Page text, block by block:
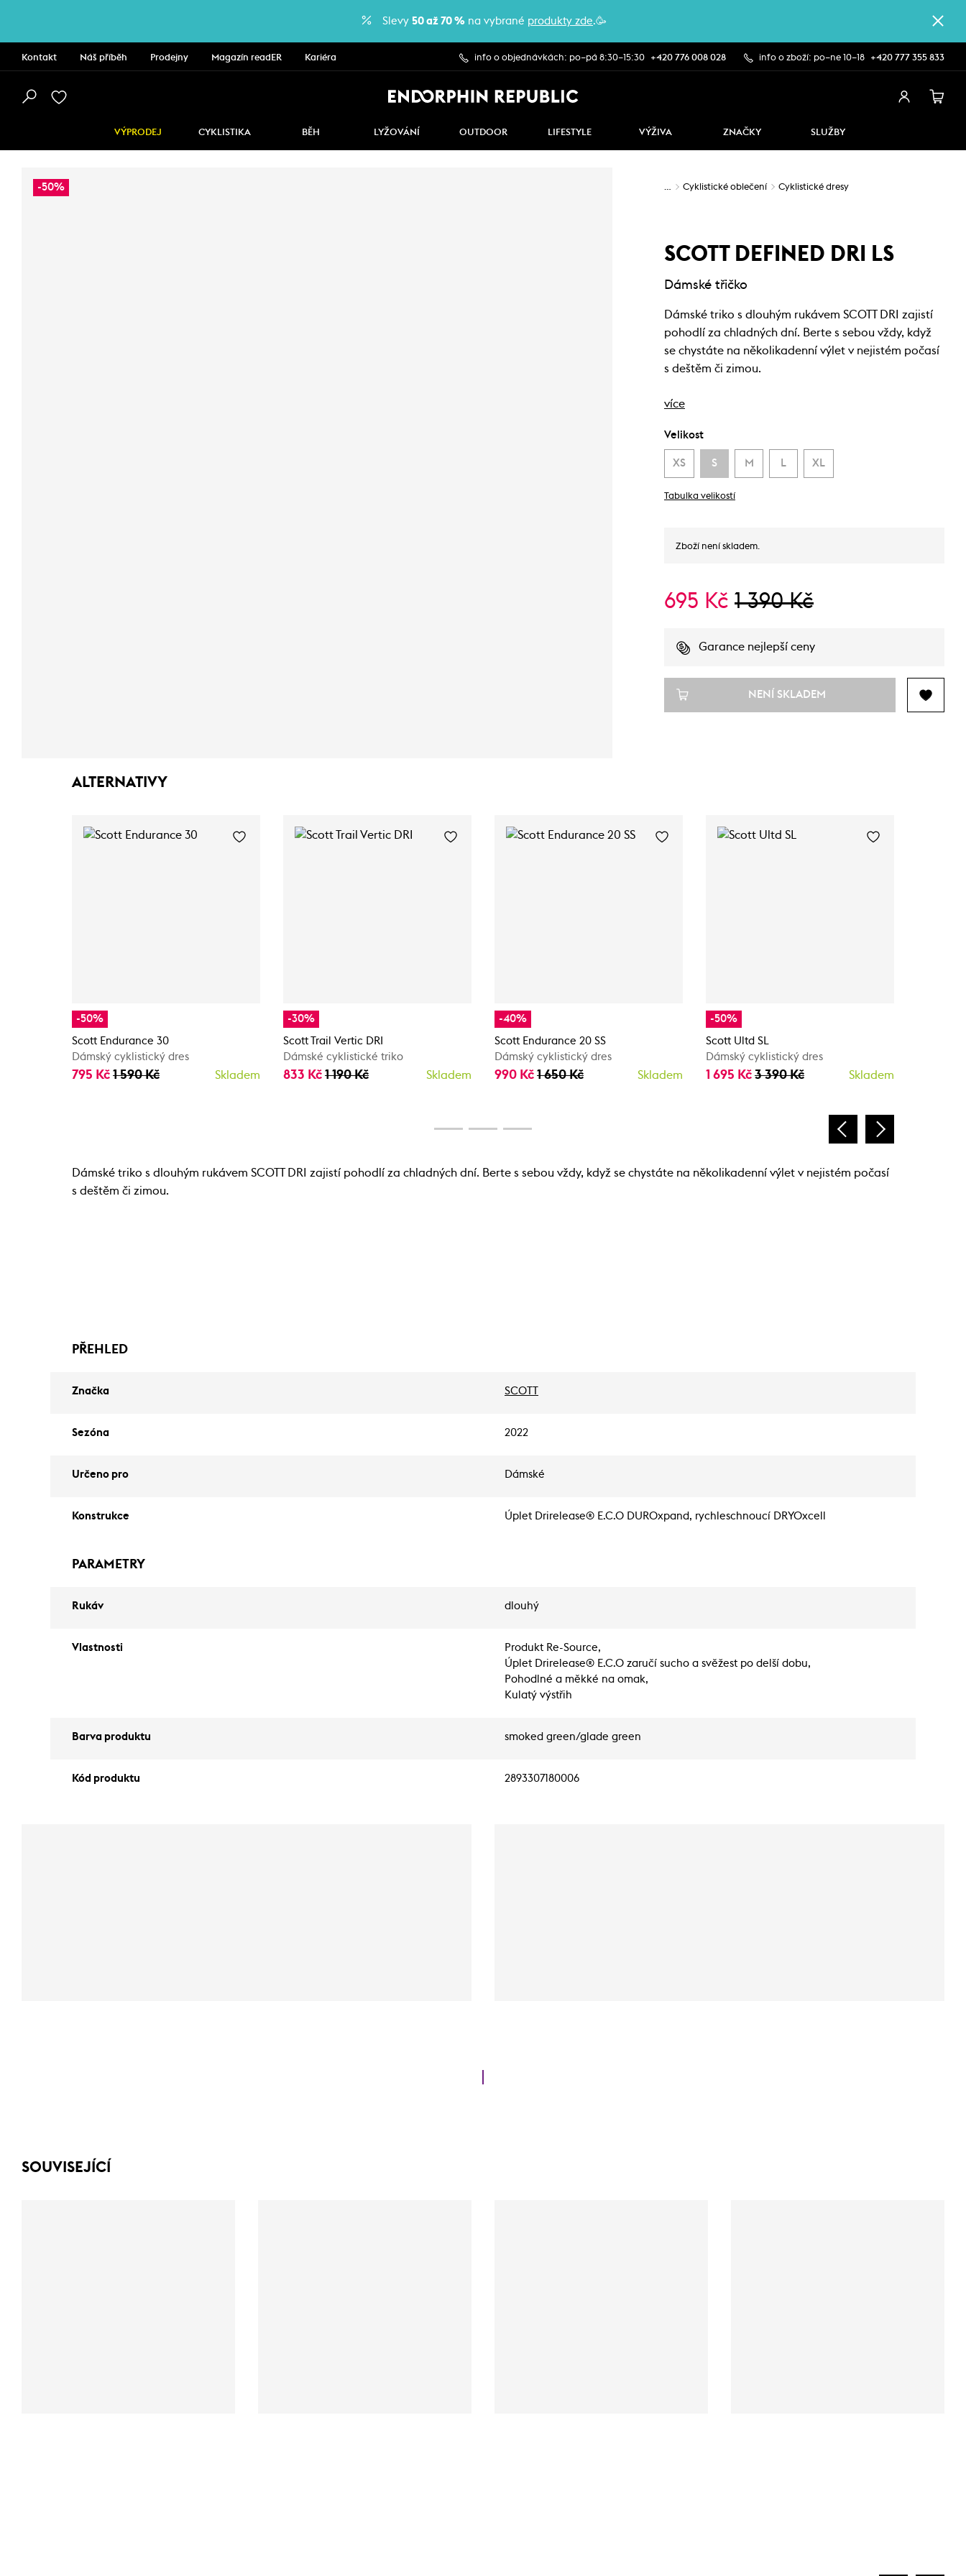
Slevy 50 až 70 % na vybrané produkty zde.🥳
Kontakt Náš příběh Prodejny Magazín readER Kariéra info o objednávkách: po–pá 8:30–15:30 +420 776 008 028 info o zboží: po–ne 10–18 +420 777 355 833
VÝPRODEJ CYKLISTIKA BĚH LYŽOVÁNÍ OUTDOOR LIFESTYLE VÝŽIVA ZNAČKY SLUŽBY
-50% … Cyklistické oblečení Cyklistické dresy
SCOTT DEFINED DRI LS
Dámské třičko
Dámské triko s dlouhým rukávem SCOTT DRI zajistí
pohodlí za chladných dní. Berte s sebou vždy, když
se chystáte na několikadenní výlet v nejistém počasí
s deštěm či zimou.
více
Velikost
XS S M L XL
Tabulka velikostí
Zboží není skladem.
695 Kč 1 390 Kč
Garance nejlepší ceny
NENÍ SKLADEM
ALTERNATIVY
-50%
Scott Endurance 30
Dámský cyklistický dres
795 Kč 1 590 Kč Skladem
-30%
Scott Trail Vertic DRI
Dámské cyklistické triko
833 Kč 1 190 Kč Skladem
-40%
Scott Endurance 20 SS
Dámský cyklistický dres
990 Kč 1 650 Kč Skladem
-50%
Scott Ultd SL
Dámský cyklistický dres
1 695 Kč 3 390 Kč Skladem
Dámské triko s dlouhým rukávem SCOTT DRI zajistí pohodlí za chladných dní. Berte s sebou vždy, když se chystáte na několikadenní výlet v nejistém počasí
s deštěm či zimou.
PŘEHLED
Značka SCOTT
Sezóna 2022
Určeno pro Dámské
Konstrukce Úplet Drirelease® E.C.O DUROxpand, rychleschnoucí DRYOxcell
PARAMETRY
Rukáv dlouhý
Vlastnosti
Produkt Re-Source,
Úplet Drirelease® E.C.O zaručí sucho a svěžest po delší dobu,
Pohodlné a měkké na omak,
Kulatý výstřih
Barva produktu smoked green/glade green
Kód produktu 2893307180006
SOUVISEJÍCÍ